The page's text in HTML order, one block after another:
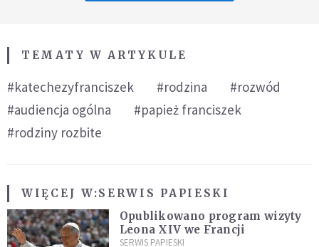
TEMATY W ARTYKULE
#katechezyfranciszek #rodzina
#rozwód
#audiencja ogólna
#papież franciszek
#rodziny rozbite
WIĘCEJ W:SERWIS PAPIESKI
Opublikowano program wizyty
Leona XIV we Francji
SERWIS PAPIESKI